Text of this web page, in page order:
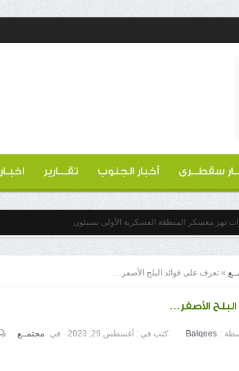
سقطــرى أخبار الجنوب تقـــارير
تهز معسكر المنطقة العسكرية الأولى بسيئون
» تعرف على فوائد البلح الأصفر…
الأصفر…
:
Balqees كتب في : أغسطس 29, 2023 في مجتمــع